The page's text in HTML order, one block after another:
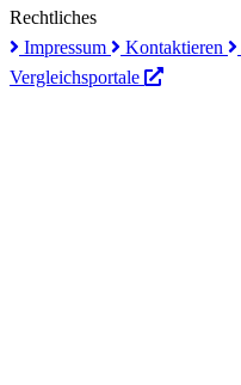
Rechtliches
Impressum
Kontaktieren
Vergleichsportale